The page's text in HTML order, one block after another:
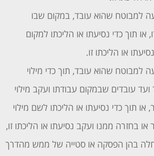
למבוטח שהוא עובד, במקום שבו
תוך כדי נסיעתו או הליכתו למקום
או הליכתו זו.
למבוטח שהוא עובד, תוך כדי מילוי
עובדים שבמקום עבודתו ועקב מילוי
או תוך כדי נסיעתו או הליכתו לשם מילוי
או בחזרה ממנו ועקב נסיעתו או הליכתו זו,
בהן הפסקה או סטייה של ממש מהדרך